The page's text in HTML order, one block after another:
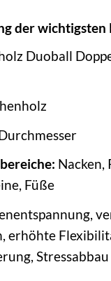
der wichtigsten
Duoball
Nacken,
Füße
erhöhte
Stressabbau